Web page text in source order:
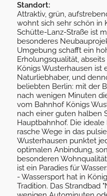
Standort:
Attraktiv, grün,
wohnt sich sehr schön in
Schütte-Lanz-Straße ist
besonderes
Umgebung schafft ein
Erholungsqualität,
Königs Wusterhausen ist
Naturliebhaber, und
beliebten Berlin: mit der
nach wenigen Minuten
vom Bahnhof Königs
nach einer guten halben
Hauptbahnhof. Die
rasche Wege in das
Wusterhausen punktet
optimalen Anbindung,
besonderen
ist ein Paradies für
- Wassersport hat in
Tradition. Das Strandbad